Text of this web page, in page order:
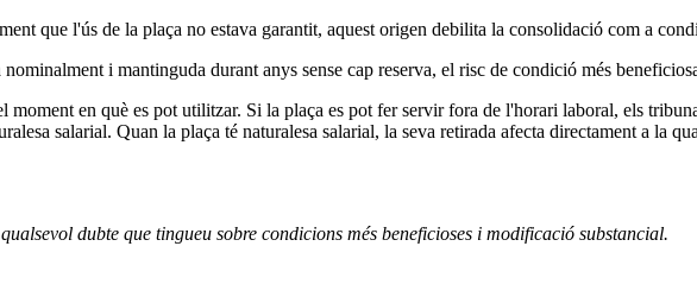
que l'ús de la plaça no estava garantit, aquest origen debilita la consolidació com a
i mantinguda durant anys sense cap reserva, el risc de condició més
moment en què es pot utilitzar. Si la plaça es pot fer servir fora de l'horari laboral, els
salarial. Quan la plaça té naturalesa salarial, la seva retirada afecta directament a la
dubte que tingueu sobre condicions més beneficioses i modificació substancial.